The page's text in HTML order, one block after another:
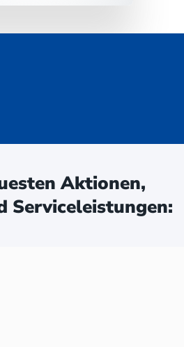
Aktionen,
Serviceleistungen: